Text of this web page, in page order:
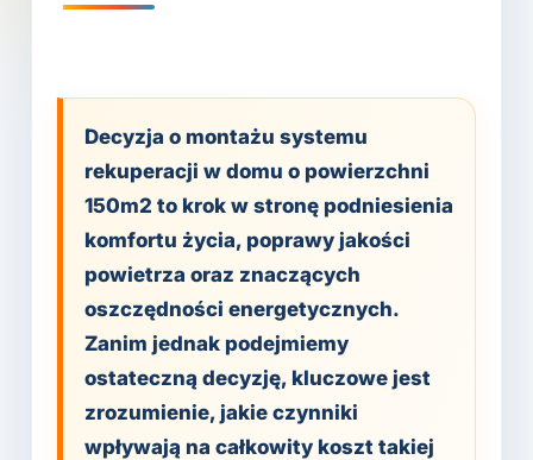
Decyzja o montażu systemu
rekuperacji w domu o powierzchni
150m2 to krok w stronę podniesienia
komfortu życia, poprawy jakości
powietrza oraz znaczących
oszczędności energetycznych.
Zanim jednak podejmiemy
ostateczną decyzję, kluczowe jest
zrozumienie, jakie czynniki
wpływają na całkowity koszt takiej